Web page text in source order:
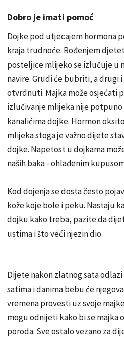
Dobro je imati pomoć
Dojke pod utjecajem hormona
kraja trudnoće. Rođenjem
posteljice mlijeko se izlučuje u
navire. Grudi će bubriti, a drugi
otvrdnuti. Majka može osjećati
izlučivanje mlijeka nije potpuno
kanalićima dojke. Hormon
mlijeka stoga je važno dijete
dojke. Napetost u dojkama
naših baka - ohlađenim
Kod dojenja se dosta često
kože koje bole i peku. Nastaju
dojku kako treba, pazite da
ustima i što veći njezin dio.
Dijete nakon zlatnog sata
satima i danima bebu će
vremena provesti uz svoje
mogu odnijeti kako bi se majka
poroda. Sve ostalo vezano za